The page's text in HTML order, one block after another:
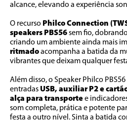
alcance, elevando a experiência
O recurso Philco Connection
speakers PBS56 sem fio,
criando um ambiente ainda mais
ritmado acompanha a batida da
vibrantes que deixam qualquer
Além disso, o Speaker Philco
entradas USB, auxiliar P2 e
alça para transporte e
som completa, prática e potente
festa a outro nível. Sinta a batida